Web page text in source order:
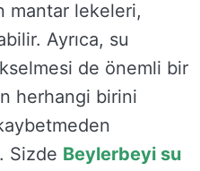
mantar lekeleri,
Ayrıca, su
de önemli bir
herhangi birini
Sizde Beylerbeyi su